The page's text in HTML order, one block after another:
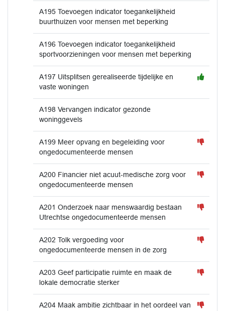
A195 Toevoegen indicator toegankelijkheid
buurthuizen voor mensen met beperking
A196 Toevoegen indicator toegankelijkheid
sportvoorzieningen voor mensen met beperking
A197 Uitsplitsen gerealiseerde tijdelijke en
vaste woningen
A198 Vervangen indicator gezonde
woninggevels
A199 Meer opvang en begeleiding voor
ongedocumenteerde mensen
A200 Financier niet acuut-medische zorg voor
ongedocumenteerde mensen
A201 Onderzoek naar menswaardig bestaan
Utrechtse ongedocumenteerde mensen
A202 Tolk vergoeding voor
ongedocumenteerde mensen in de zorg
A203 Geef participatie ruimte en maak de
lokale democratie sterker
A204 Maak ambitie zichtbaar in het oordeel van